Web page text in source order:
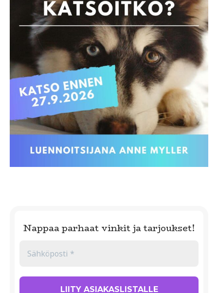
Nappaa parhaat vinkit ja tarjoukset!